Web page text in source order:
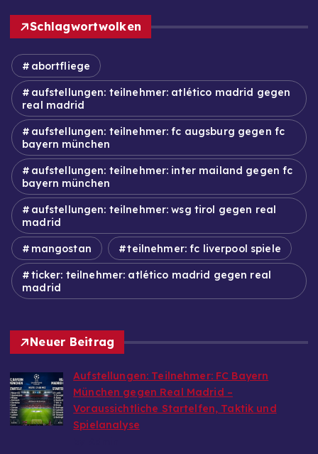
Schlagwortwolken
abortfliege
aufstellungen: teilnehmer: atlético madrid gegen
real madrid
aufstellungen: teilnehmer: fc augsburg gegen fc
bayern münchen
aufstellungen: teilnehmer: inter mailand gegen fc
bayern münchen
aufstellungen: teilnehmer: wsg tirol gegen real
madrid
mangostan teilnehmer: fc liverpool spiele
ticker: teilnehmer: atlético madrid gegen real
madrid
Neuer Beitrag
Aufstellungen: Teilnehmer: FC Bayern
München gegen Real Madrid –
Voraussichtliche Startelfen, Taktik und
Spielanalyse